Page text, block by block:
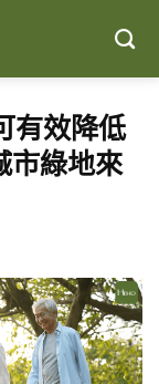
有效降低
市綠地來